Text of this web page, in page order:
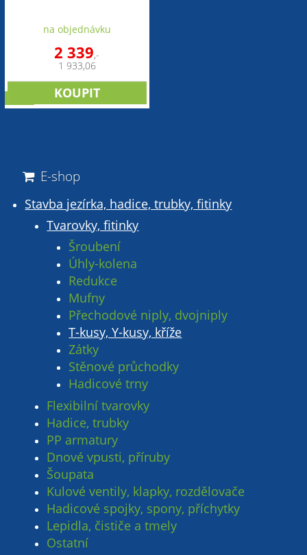
na objednávku
2 339,-
1 933,06
E-shop
Stavba jezírka, hadice, trubky, fitinky
Tvarovky, fitinky
Šroubení
Úhly-kolena
Redukce
Mufny
Přechodové niply, dvojniply
T-kusy, Y-kusy, kříže
Zátky
Stěnové průchodky
Hadicové trny
Flexibilní tvarovky
Hadice, trubky
PP armatury
Dnové vpusti, příruby
Šoupata
Kulové ventily, klapky, rozdělovače
Hadicové spojky, spony, příchytky
Lepidla, čističe a tmely
Ostatní